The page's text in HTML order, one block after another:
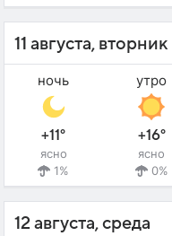
11 августа, вторник
ночь
+11°
ясно
1%
утро
+16°
ясно
0%
12 августа, среда